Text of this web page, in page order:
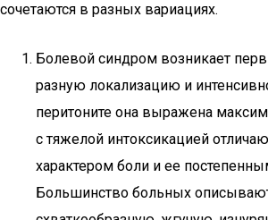
сочетаются в разных вариациях.
Болевой синдром возникает
разную локализацию и
перитоните она выражена
с тяжелой интоксикацией
характером боли и ее
Большинство больных